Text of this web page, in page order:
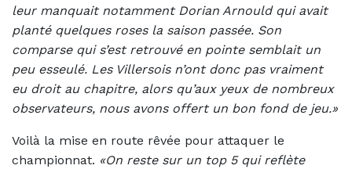
leur manquait notamment Dorian Arnould qui avait
planté quelques roses la saison passée. Son
comparse qui s’est retrouvé en pointe semblait un
peu esseulé. Les Villersois n’ont donc pas vraiment
eu droit au chapitre, alors qu’aux yeux de nombreux
observateurs, nous avons offert un bon fond de jeu.»
Voilà la mise en route rêvée pour attaquer le
championnat. «On reste sur un top 5 qui reflète